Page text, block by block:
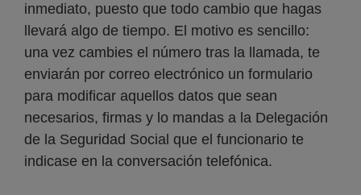
inmediato, puesto que todo cambio que hagas
llevará algo de tiempo. El motivo es sencillo:
una vez cambies el número tras la llamada, te
enviarán por correo electrónico un formulario
para modificar aquellos datos que sean
necesarios, firmas y lo mandas a la Delegación
de la Seguridad Social que el funcionario te
indicase en la conversación telefónica.